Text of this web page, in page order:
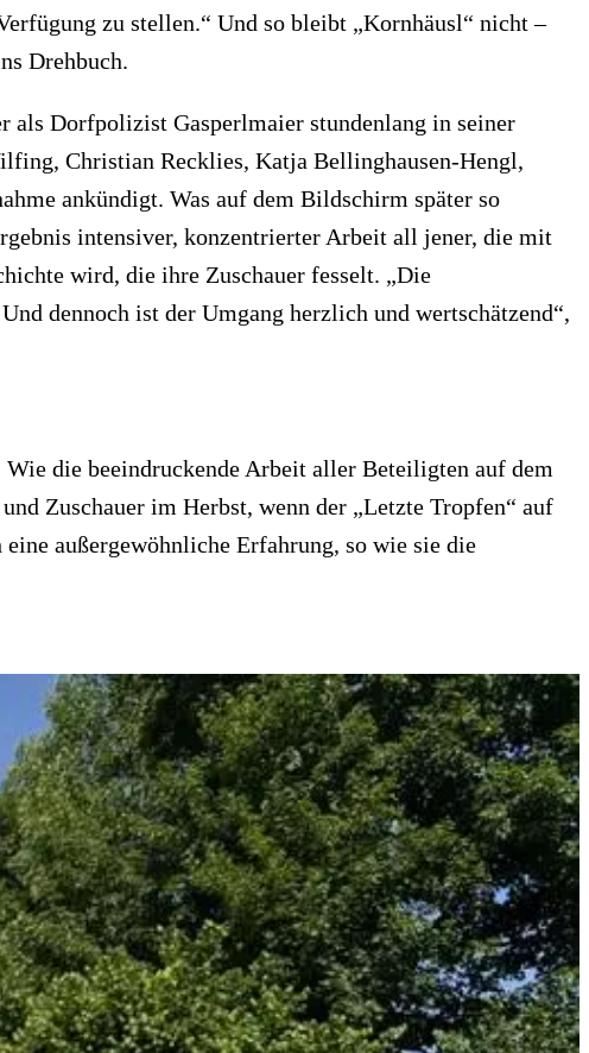
zu stellen.“ Und so bleibt „Kornhäusl“ nicht –
Drehbuch.
als Dorfpolizist Gasperlmaier stundenlang in seiner
Christian Recklies, Katja Bellinghausen-Hengl,
ankündigt. Was auf dem Bildschirm später so
intensiver, konzentrierter Arbeit all jener, die mit
wird, die ihre Zuschauer fesselt. „Die
dennoch ist der Umgang herzlich und wertschätzend“,
die beeindruckende Arbeit aller Beteiligten auf dem
Zuschauer im Herbst, wenn der „Letzte Tropfen“ auf
außergewöhnliche Erfahrung, so wie sie die